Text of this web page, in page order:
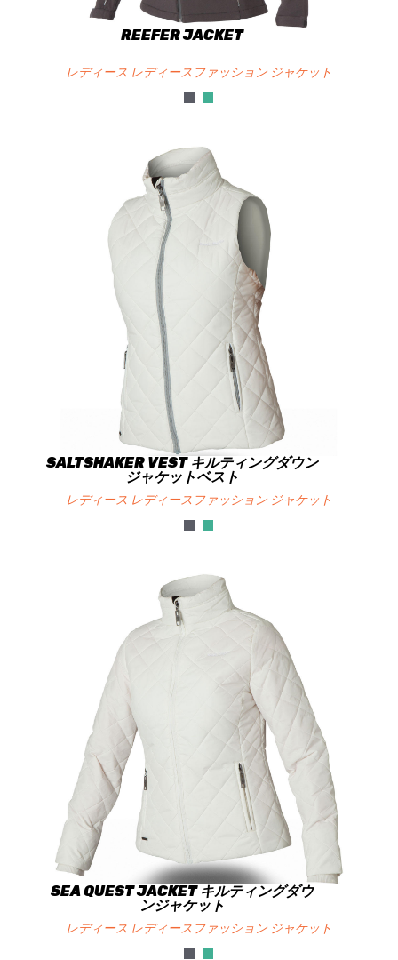
REEFER JACKET
レディース レディースファッション ジャケット
SALTSHAKER VEST キルティングダウン
ジャケットベスト
レディース レディースファッション ジャケット
SEA QUEST JACKET キルティングダウ
ンジャケット
レディース レディースファッション ジャケット